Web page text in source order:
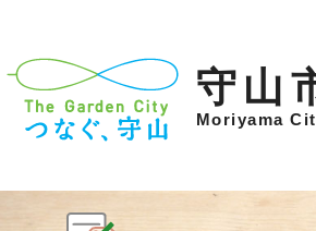
守山
Moriyama